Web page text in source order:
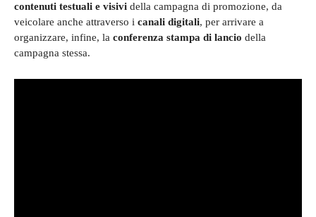
contenuti testuali e visivi della campagna di promozione, da
veicolare anche attraverso i canali digitali, per arrivare a
organizzare, infine, la conferenza stampa di lancio della
campagna stessa.